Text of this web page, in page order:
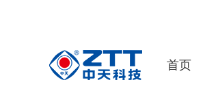
首页